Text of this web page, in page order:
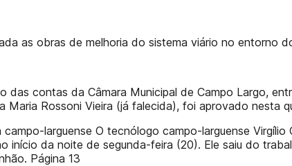
as obras de melhoria do sistema viário no entorno
contas da Câmara Municipal de Campo Largo,
Maria Rossoni Vieira (já falecida), foi aprovado nesta
larguense O tecnólogo campo-larguense
início da noite de segunda-feira (20). Ele saiu do
Página 13